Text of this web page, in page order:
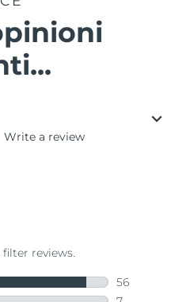
Write a review